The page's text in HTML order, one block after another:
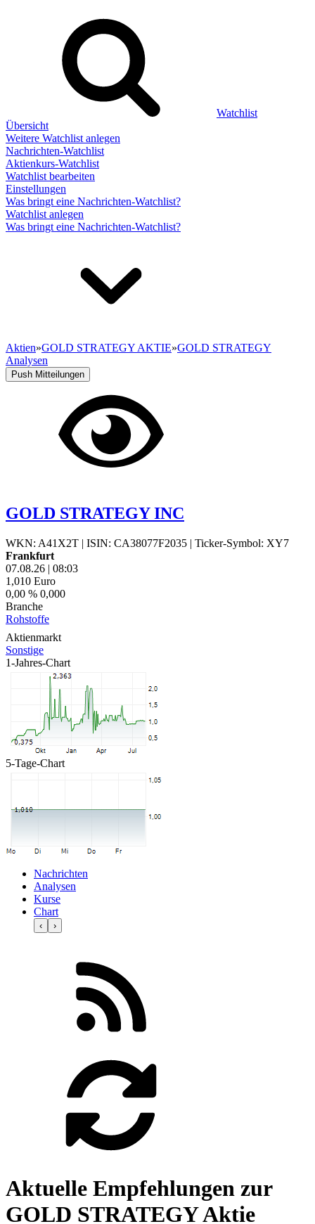
Watchlist
Übersicht
Weitere Watchlist anlegen
Nachrichten-Watchlist
Aktienkurs-Watchlist
Watchlist bearbeiten
Einstellungen
Was bringt eine Nachrichten-Watchlist?
Watchlist anlegen
Was bringt eine Nachrichten-Watchlist?
Aktien»GOLD STRATEGY AKTIE»GOLD STRATEGY
Analysen
Push Mitteilungen
GOLD STRATEGY INC
WKN: A41X2T | ISIN: CA38077F2035 | Ticker-Symbol: XY7
Frankfurt
07.08.26 | 08:03
1,010 Euro
0,00 % 0,000
Branche
Rohstoffe
Aktienmarkt
Sonstige
1-Jahres-Chart
5-Tage-Chart
Nachrichten
Analysen
Kurse
Chart
‹ ›
Aktuelle Empfehlungen zur
GOLD STRATEGY Aktie